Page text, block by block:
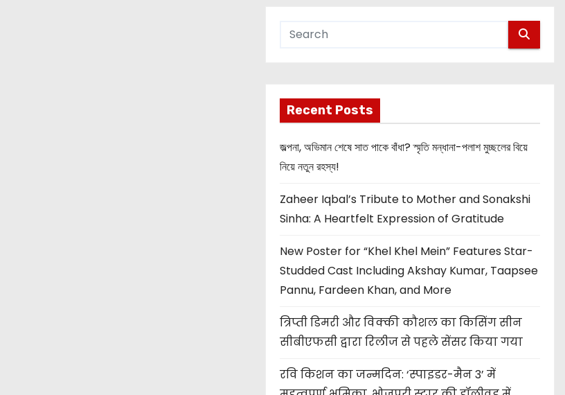
Recent Posts
জল্পনা, অভিমান শেষে সাত পাকে বাঁধা? স্মৃতি মন্ধানা-পলাশ মুচ্ছলের বিয়ে
নিয়ে নতুন রহস্য!
Zaheer Iqbal’s Tribute to Mother and Sonakshi
Sinha: A Heartfelt Expression of Gratitude
New Poster for “Khel Khel Mein” Features Star-
Studded Cast Including Akshay Kumar, Taapsee
Pannu, Fardeen Khan, and More
त्रिप्ती डिमरी और विक्की कौशल का किसिंग सीन
सीबीएफसी द्वारा रिलीज से पहले सेंसर किया गया
रवि किशन का जन्मदिन: ‘स्पाइडर-मैन 3’ में